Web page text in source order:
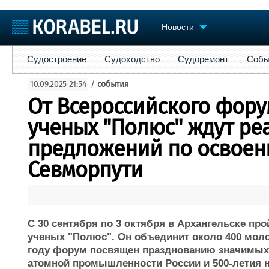
Новости
Судостроение
Пульс
Новости
Репутация
Работа
Крюинг
Журнал
Торговая площадка
Доска объявлений
Продажа флота
Оборудование
Изделия
Материалы
Услуги
Личности
Словарь
Судостроение Судоходство Судоремонт
10.09.2025 21:54 / события
От Всероссийского
ученых "Полюс" ждут
предложений по
Севморпути
С 30 сентября по 3 октября в Архангельске
ученых "Полюс". Он объединит около 400
году форум посвящен празднованию
атомной промышленности России и 500-летия